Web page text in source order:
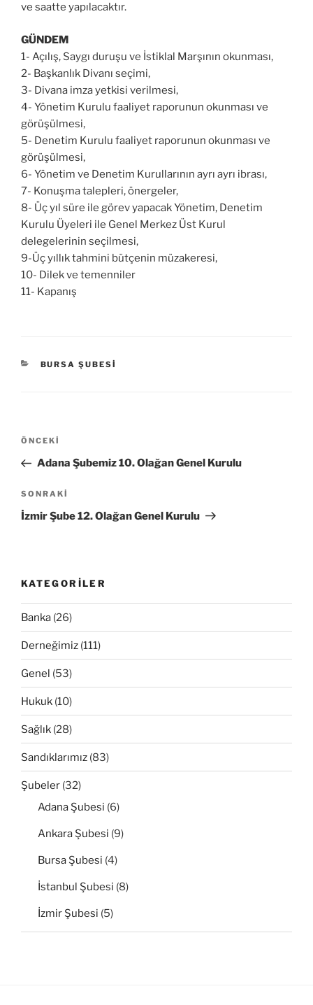
ve saatte yapılacaktır.
GÜNDEM
1- Açılış, Saygı duruşu ve İstiklal Marşının okunması,
2- Başkanlık Divanı seçimi,
3- Divana imza yetkisi verilmesi,
4- Yönetim Kurulu faaliyet raporunun okunması ve
görüşülmesi,
5- Denetim Kurulu faaliyet raporunun okunması ve
görüşülmesi,
6- Yönetim ve Denetim Kurullarının ayrı ayrı ibrası,
7- Konuşma talepleri, önergeler,
8- Üç yıl süre ile görev yapacak Yönetim, Denetim
Kurulu Üyeleri ile Genel Merkez Üst Kurul
delegelerinin seçilmesi,
9-Üç yıllık tahmini bütçenin müzakeresi,
10- Dilek ve temenniler
11- Kapanış
KATEGORILER
BURSA ŞUBESI
Yazı
Önceki
Yazı
ÖNCEKI
Adana Şubemiz 10. Olağan Genel Kurulu
Sonraki
Yazı
SONRAKI
İzmir Şube 12. Olağan Genel Kurulu
KATEGORILER
Banka (26)
Derneğimiz (111)
Genel (53)
Hukuk (10)
Sağlık (28)
Sandıklarımız (83)
Şubeler (32)
Adana Şubesi (6)
Ankara Şubesi (9)
Bursa Şubesi (4)
İstanbul Şubesi (8)
İzmir Şubesi (5)